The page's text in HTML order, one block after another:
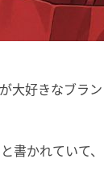
大好きなブラ
書かれていて